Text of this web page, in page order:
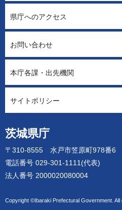
茨城県庁
〒310-8555 水戸市笠原町978番6
電話番号 029-301-1111(代表)
法人番号 2000020080004
Copyright ©Ibaraki Prefectural Government. All
県庁へのアクセス
お問い合わせ
本庁各課・出先機関
サイトポリシー